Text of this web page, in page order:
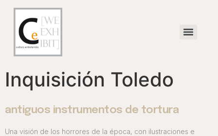
Inquisición Toledo
antiguos instrumentos de tortura
Una visión de los horrores de la época, con ilustraciones e